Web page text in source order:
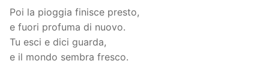
Poi la pioggia finisce presto,
e fuori profuma di nuovo.
Tu esci e dici guarda,
e il mondo sembra fresco.